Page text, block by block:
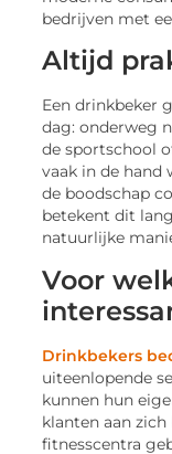
bedrijven met
Altijd
Een drinkbeker
dag: onderweg
de sportschool
vaak in de
de boodschap
betekent dit
natuurlijke
Voor
Drinkbekers
uiteenlopende
kunnen hun
klanten aan
fitnesscentra